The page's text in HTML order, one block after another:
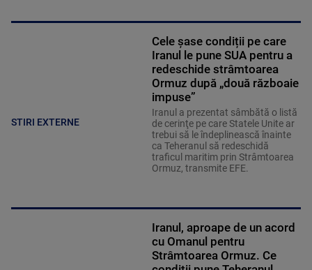
STIRI EXTERNE
Cele șase condiții pe care
Iranul le pune SUA pentru a
redeschide strâmtoarea
Ormuz după „două războaie
impuse”
Iranul a prezentat sâmbătă o listă
de cerinţe pe care Statele Unite ar
trebui să le îndeplinească înainte
ca Teheranul să redeschidă
traficul maritim prin Strâmtoarea
Ormuz, transmite EFE.
Iranul, aproape de un acord
cu Omanul pentru
Strâmtoarea Ormuz. Ce